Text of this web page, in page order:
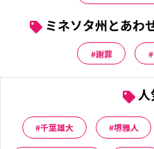
ミネソタ州とあわ
謝罪
人
千葉雄大 堺雅人